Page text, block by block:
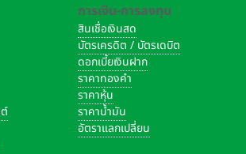
การเงิน-การลงทุน
สินเชื่อเงินสด
บัตรเครดิต / บัตรเดบิต
ดอกเบี้ยเงินฝาก
ราคาทองคำ
ราคาหุ้น
ราคาน้ำมัน
อัตราแลกเปลี่ยน